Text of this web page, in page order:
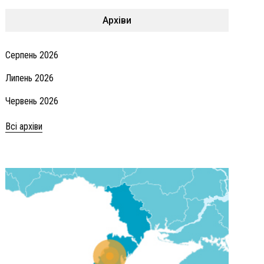
Архіви
Серпень 2026
Липень 2026
Червень 2026
Всі архіви